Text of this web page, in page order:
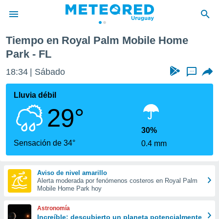
de
por
para
se
calidad.
a este
las
y
forma
digital
basada
Tiempo en Royal Palm Mobile Home
Park - FL
18:34 Sábado ...
Lluvia débil
29°
Sensación de 34°
30%
0.4 mm
Aviso de nivel amarillo
Alerta moderada por fenómenos costeros en Royal Palm
Mobile Home Park hoy
Astronomía
Increíble: descubierto un planeta potencialmente